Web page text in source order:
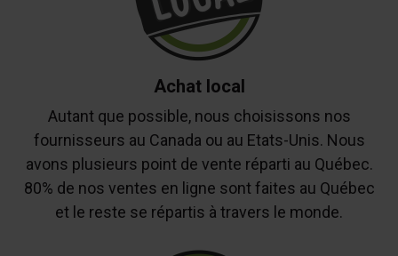
Achat local
Autant que possible, nous choisissons nos
fournisseurs au Canada ou au Etats-Unis. Nous
avons plusieurs point de vente réparti au Québec.
80% de nos ventes en ligne sont faites au Québec
et le reste se répartis à travers le monde.